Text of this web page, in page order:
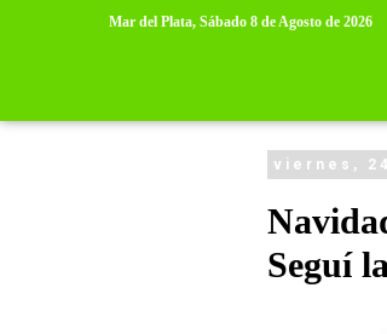
Mar del Plata, Sábado 8 de Agosto de 2026
viernes,
Seguí